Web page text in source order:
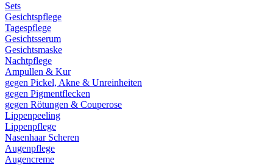
Sets
Gesichtspflege
Tagespflege
Gesichtsserum
Gesichtsmaske
Nachtpflege
Ampullen & Kur
gegen Pickel, Akne & Unreinheiten
gegen Pigmentflecken
gegen Rötungen & Couperose
Lippenpeeling
Lippenpflege
Nasenhaar Scheren
Augenpflege
Augencreme